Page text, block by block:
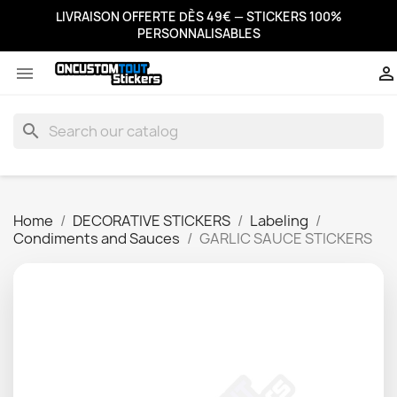
LIVRAISON OFFERTE DÈS 49€ — STICKERS 100%
PERSONNALISABLES
 
search
Home DECORATIVE STICKERS
Labeling
Condiments and Sauces
GARLIC SAUCE STICKERS